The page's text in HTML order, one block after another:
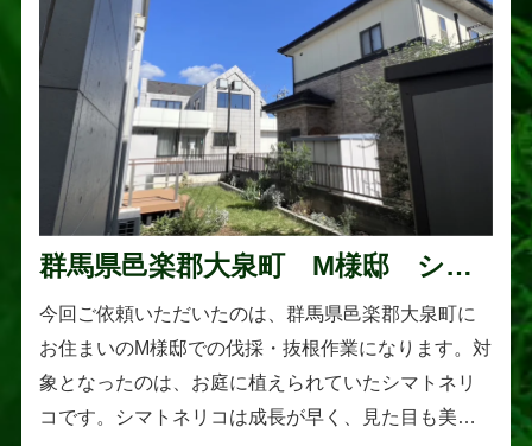
群馬県邑楽郡大泉町 M様邸 シマ
トネリコの伐採と抜根作業
今回ご依頼いただいたのは、群馬県邑楽郡大泉町に
お住まいのM様邸での伐採・抜根作業になります。対
象となったのは、お庭に植えられていたシマトネリ
コです。シマトネリコは成長が早く、見た目も美し